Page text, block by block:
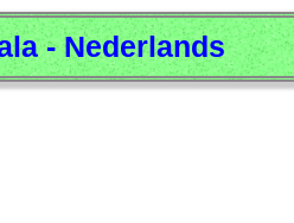
- Nederlands